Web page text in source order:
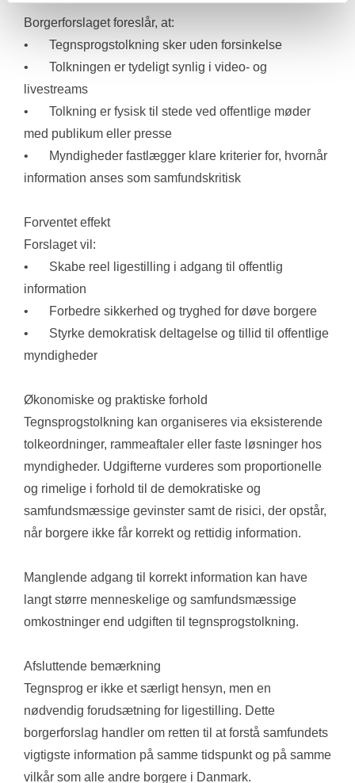
Borgerforslaget foreslår, at:
•	Tegnsprogstolkning sker uden forsinkelse
•	Tolkningen er tydeligt synlig i video- og
livestreams
•	Tolkning er fysisk til stede ved offentlige møder
med publikum eller presse
•	Myndigheder fastlægger klare kriterier for, hvornår
information anses som samfundskritisk
Forventet effekt
Forslaget vil:
•	Skabe reel ligestilling i adgang til offentlig
information
•	Forbedre sikkerhed og tryghed for døve borgere
•	Styrke demokratisk deltagelse og tillid til offentlige
myndigheder
Økonomiske og praktiske forhold
Tegnsprogstolkning kan organiseres via eksisterende
tolkeordninger, rammeaftaler eller faste løsninger hos
myndigheder. Udgifterne vurderes som proportionelle
og rimelige i forhold til de demokratiske og
samfundsmæssige gevinster samt de risici, der opstår,
når borgere ikke får korrekt og rettidig information.
Manglende adgang til korrekt information kan have
langt større menneskelige og samfundsmæssige
omkostninger end udgiften til tegnsprogstolkning.
Afsluttende bemærkning
Tegnsprog er ikke et særligt hensyn, men en
nødvendig forudsætning for ligestilling. Dette
borgerforslag handler om retten til at forstå samfundets
vigtigste information på samme tidspunkt og på samme
vilkår som alle andre borgere i Danmark.